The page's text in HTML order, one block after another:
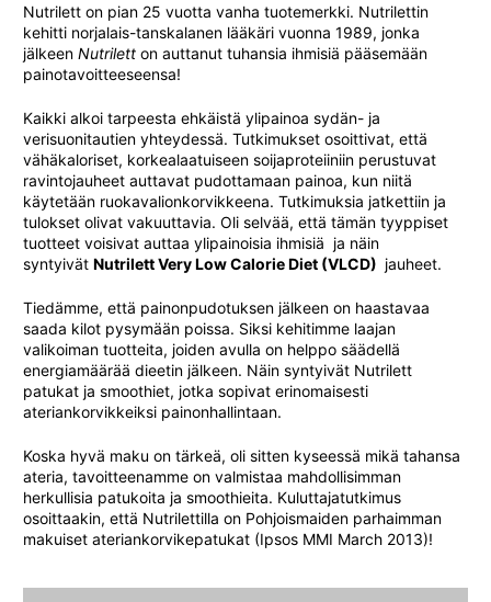
Nutrilett on pian 25 vuotta vanha tuotemerkki. Nutrilettin
kehitti norjalais-tanskalanen lääkäri vuonna 1989, jonka
jälkeen Nutrilett on auttanut tuhansia ihmisiä pääsemään
painotavoitteeseensa!
Kaikki alkoi tarpeesta ehkäistä ylipainoa sydän- ja
verisuonitautien yhteydessä. Tutkimukset osoittivat, että
vähäkaloriset, korkealaatuiseen soijaproteiiniin perustuvat
ravintojauheet auttavat pudottamaan painoa, kun niitä
käytetään ruokavalionkorvikkeena. Tutkimuksia jatkettiin ja
tulokset olivat vakuuttavia. Oli selvää, että tämän tyyppiset
tuotteet voisivat auttaa ylipainoisia ihmisiä  ja näin
syntyivät Nutrilett Very Low Calorie Diet (VLCD)  jauheet.
Tiedämme, että painonpudotuksen jälkeen on haastavaa
saada kilot pysymään poissa. Siksi kehitimme laajan
valikoiman tuotteita, joiden avulla on helppo säädellä
energiamäärää dieetin jälkeen. Näin syntyivät Nutrilett
patukat ja smoothiet, jotka sopivat erinomaisesti
ateriankorvikkeiksi painonhallintaan.
Koska hyvä maku on tärkeä, oli sitten kyseessä mikä tahansa
ateria, tavoitteenamme on valmistaa mahdollisimman
herkullisia patukoita ja smoothieita. Kuluttajatutkimus
osoittaakin, että Nutrilettilla on Pohjoismaiden parhaimman
makuiset ateriankorvikepatukat (Ipsos MMI March 2013)!